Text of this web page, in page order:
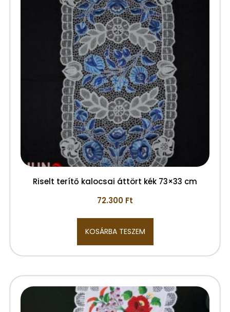
Riselt terítő kalocsai áttört kék 73×33 cm
72.300 Ft
KOSÁRBA TESZEM